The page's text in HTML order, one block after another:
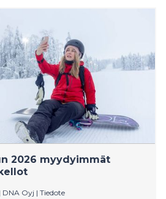
2026 myydyimmät
DNA Oyj | Tiedote